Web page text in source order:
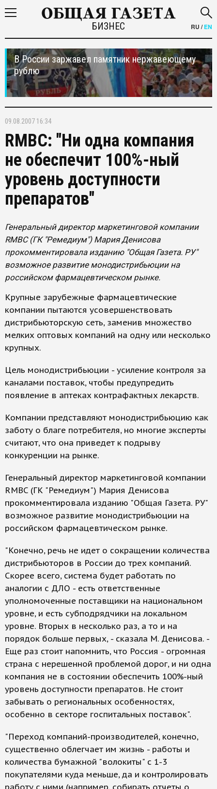
БИЗНЕС RU /EN
В России заржавел памятник нержавеющему
рублю
09.08.2007 16:34
RMBC: "Ни одна компания
не обеспечит 100%-ный
уровень доступности
препаратов"
Генеральный директор маркетинговой компании
RMBC (ГК "Ремедиум") Мария Денисова
прокомментировала изданию "Общая Газета. РУ"
возможное развитие монодистрибьюции на
российском фармацевтическом рынке.
Крупные зарубежные фармацевтические
компании пытаются усовершенствовать
дистрибьюторскую сеть, заменив множество
мелких оптовых компаний на одну или несколько
крупных.
Цель монодистрибьюции - усиление контроля за
каналами поставок, чтобы предупредить
появление в аптеках контрафактных лекарств.
Компании представляют монодистрибьюцию как
заботу о благе потребителя, но многие эксперты
считают, что она приведет к подрыву
конкуренции на рынке.
Генеральный директор маркетинговой компании
RMBC (ГК "Ремедиум") Мария Денисова
прокомментировала изданию "Общая Газета. РУ"
возможное развитие монодистрибьюции на
российском фармацевтическом рынке.
"Конечно, речь не идет о сокращении количества
дистрибьюторов в России до трех компаний.
Скорее всего, система будет работать по
аналогии с ДЛО - есть ответственные
уполномоченные поставщики на национальном
уровне, и есть субподрядчики на локальном
уровне. Вторых в несколько раз, а то и на
порядок больше первых, - сказала М. Денисова. -
Еще раз стоит напомнить, что Россия - огромная
страна с нерешенной проблемой дорог, и ни одна
компания не в состоянии обеспечить 100%-ный
уровень доступности препаратов. Не стоит
забывать о региональных особенностях,
особенно в секторе госпитальных поставок".
"Переход компаний-производителей, конечно,
существенно облегчает им жизнь - работы и
количества бумажной "волокиты" с 1-3
покупателями куда меньше, да и контролировать